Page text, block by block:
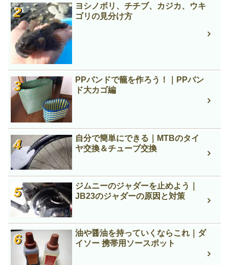
ヨシノボリ、チチブ、カジカ、ウキ
ゴリの見分け方
PPバンドで籠を作ろう！｜PPバン
ド大カゴ編
自分で簡単にできる｜MTBのタイ
ヤ交換＆チューブ交換
ジムニーのジャダーを止めよう｜
JB23のジャダーの原因と対策
油や醤油を持っていくならこれ｜ダ
イソー 携帯用ソースポット